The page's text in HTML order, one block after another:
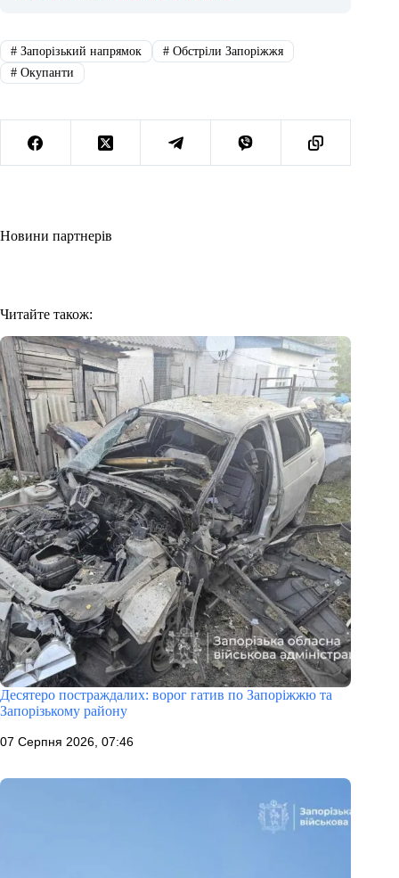
#Запорізький напрямок #Обстріли Запоріжжя
#Окупанти
Новини партнерів
Читайте також:
Десятеро постраждалих: ворог гатив по Запоріжжю та
Запорізькому району
07 Серпня 2026, 07:46